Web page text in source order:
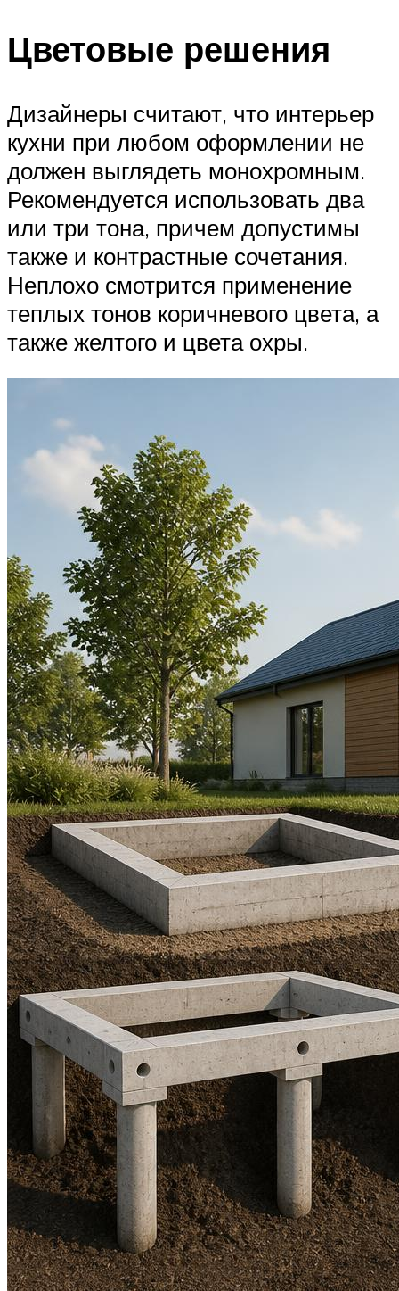
Цветовые решения
Дизайнеры считают, что интерьер
кухни при любом оформлении не
должен выглядеть монохромным.
Рекомендуется использовать два
или три тона, причем допустимы
также и контрастные сочетания.
Неплохо смотрится применение
теплых тонов коричневого цвета, а
также желтого и цвета охры.